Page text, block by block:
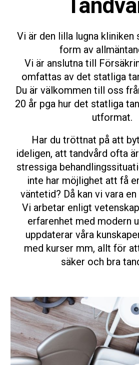
Vi är den lilla lugna kliniken
form av
Vi är anslutna till
omfattas av det statliga
Du är välkommen till oss
20 år pga hur det statliga
utformat.
Har du tröttnat på att
ideligen, att tandvård ofta
stressiga
inte har möjlighet att få
väntetid? Då kan vi vara
Vi arbetar enligt
erfarenhet med modern
uppdaterar våra
med kurser mm, allt för
säker och bra